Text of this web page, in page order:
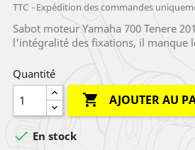
TTC Expédition des commandes
Sabot moteur Yamaha 700 Tenere
l'intégralité des fixations, il manque
Quantité
 AJOUTER AU
 En stock